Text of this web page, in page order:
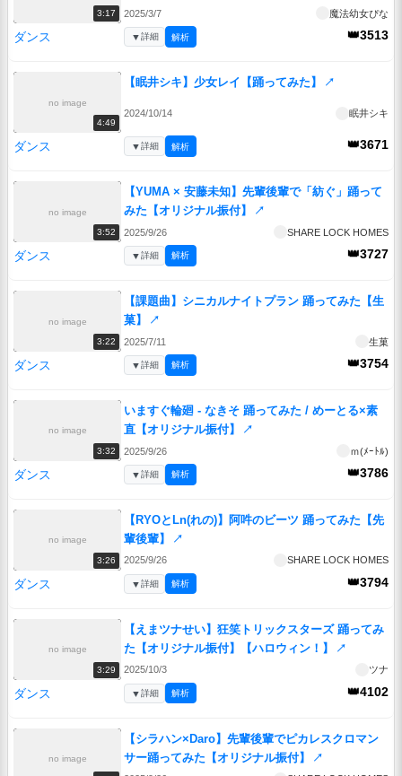
3:17 2025/3/7 魔法幼女ぴな
ダンス 👑3513
▼詳細 解析
no image
4:49
【眠井シキ】少女レイ【踊ってみた】 ↗
2024/10/14 眠井シキ
ダンス 👑3671
▼詳細 解析
no image
3:52
【YUMA × 安藤未知】先輩後輩で「紡ぐ」踊って
みた【オリジナル振付】
↗
2025/9/26 SHARE LOCK HOMES
ダンス 👑3727
▼詳細 解析
no image
3:22
【課題曲】シニカルナイトプラン 踊ってみた【生
菓】
↗
2025/7/11 生菓
ダンス 👑3754
▼詳細 解析
no image
3:32
いますぐ輪廻 - なきそ 踊ってみた / めーとる×素
直【オリジナル振付】
↗
2025/9/26 ｍ(ﾒｰﾄﾙ)
ダンス 👑3786
▼詳細 解析
no image
3:26
【RYOとLn(れの)】阿吽のビーツ 踊ってみた【先
輩後輩】
↗
2025/9/26 SHARE LOCK HOMES
ダンス 👑3794
▼詳細 解析
no image
3:29
【えまツナせい】狂笑トリックスターズ 踊ってみ
た【オリジナル振付】【ハロウィン！】
↗
2025/10/3 ツナ
ダンス 👑4102
▼詳細 解析
no image
【シラハン×Daro】先輩後輩でピカレスクロマン
サー踊ってみた【オリジナル振付】
↗